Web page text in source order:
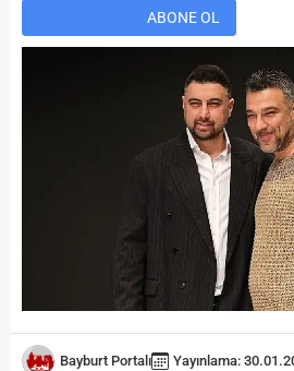
ABONE OL
Bayburt Portalı Yayınlama: